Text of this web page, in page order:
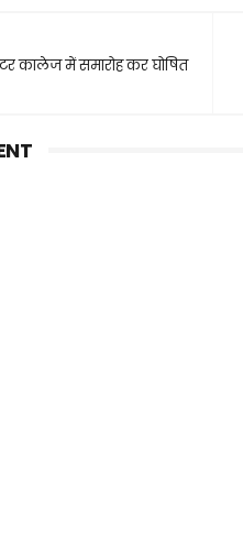
कालेज में समारोह कर घोषित